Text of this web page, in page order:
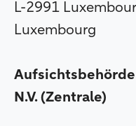
L-2991
Luxembourg
Aufsichtsbehörde
N.V. (Zentrale)